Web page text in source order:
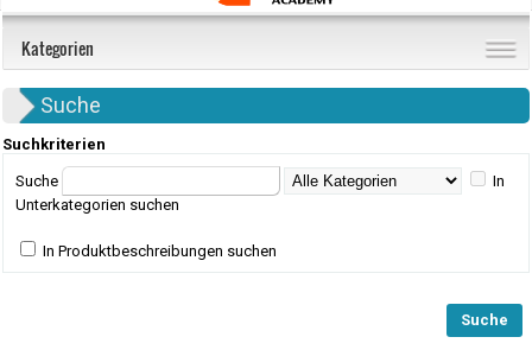
Kategorien
Suche
Suchkriterien
Suche
In
Unterkategorien suchen
In Produktbeschreibungen suchen